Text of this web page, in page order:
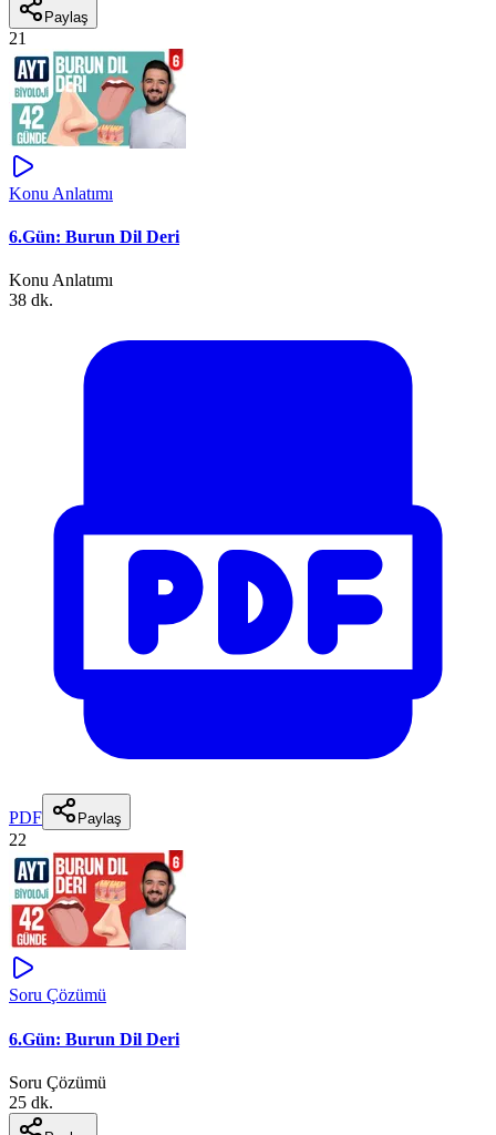
Paylaş
21
Konu Anlatımı
6.Gün: Burun Dil Deri
Konu Anlatımı
38 dk.
PDF Paylaş
22
Soru Çözümü
6.Gün: Burun Dil Deri
Soru Çözümü
25 dk.